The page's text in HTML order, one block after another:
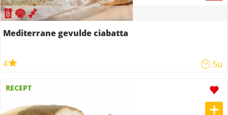
Mediterrane gevulde ciabatta
4 5u
RECEPT